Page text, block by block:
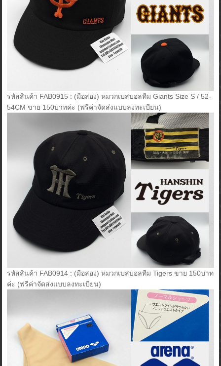
รหัสสินค้า FAB0915 : (มือสอง) หมวกเบสบอลทีม Giants Size S / 52-
54CM ขาย 150บาทค่ะ (ฟรีค่าจัดส่งแบบลงทะเบียน)
รหัสสินค้า FAB0914 : (มือสอง) หมวกเบสบอลทีม Tigers ขาย 150บาท
ค่ะ (ฟรีค่าจัดส่งแบบลงทะเบียน)